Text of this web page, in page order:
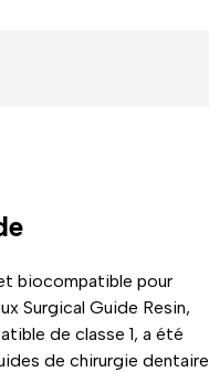
biocompatible pour
Surgical Guide Resin,
de classe 1, a été
de chirurgie dentaire